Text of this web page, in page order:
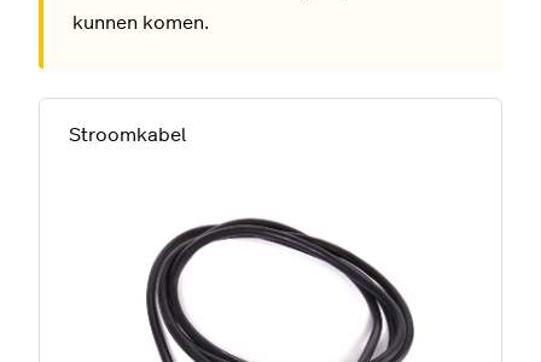
kunnen komen.
Stroomkabel